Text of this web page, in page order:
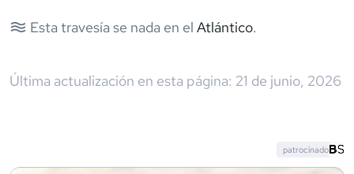
Esta travesía se nada en el Atlántico.
Última actualización en esta página: 21 de junio, 2026
patrocinado